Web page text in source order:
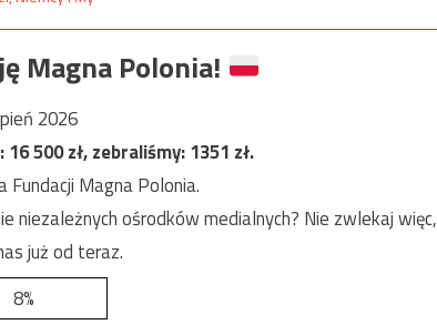
Magna Polonia!
2026
16 500zł, zebraliśmy:1351 zł.
Magna Polonia.
ośrodków medialnych? Nie zwlekaj więc,
już od teraz.
8%